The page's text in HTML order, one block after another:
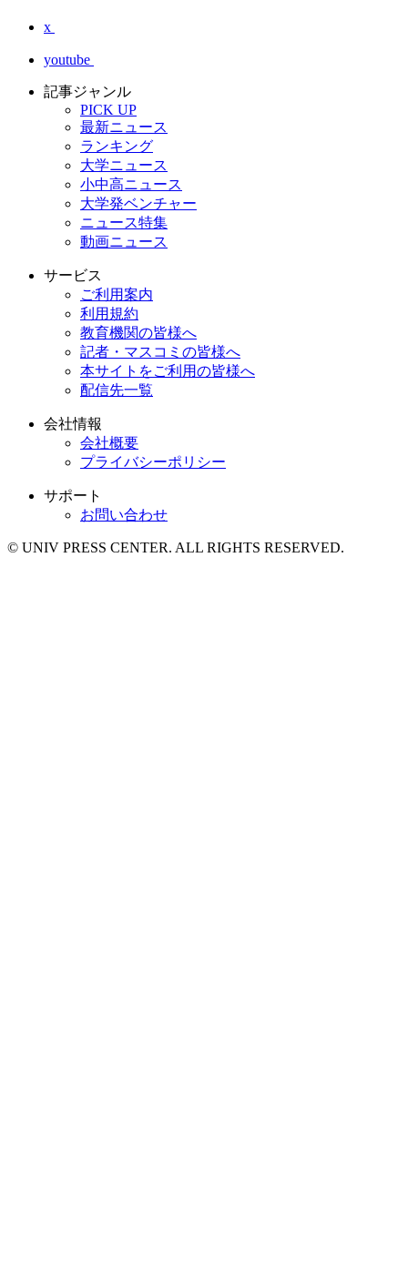
x
youtube
記事ジャンル
PICK UP
最新ニュース
ランキング
大学ニュース
小中高ニュース
大学発ベンチャー
ニュース特集
動画ニュース
サービス
ご利用案内
利用規約
教育機関の皆様へ
記者・マスコミの皆様へ
本サイトをご利用の皆様へ
配信先一覧
会社情報
会社概要
プライバシーポリシー
サポート
お問い合わせ
© UNIV PRESS CENTER. ALL RIGHTS RESERVED.